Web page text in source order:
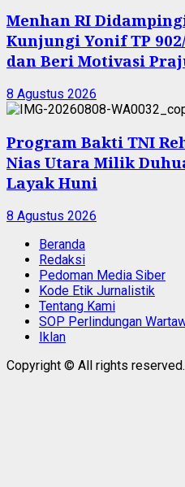
Menhan RI
Kunjungi Yonif TP
dan Beri Motivasi
8 Agustus 2026
Program Bakti TNI
Nias Utara Milik
Layak Huni
8 Agustus 2026
Beranda
Redaksi
Pedoman Media Siber
Kode Etik Jurnalistik
Tentang Kami
SOP Perlindungan
Iklan
Copyright © All rights reserved.